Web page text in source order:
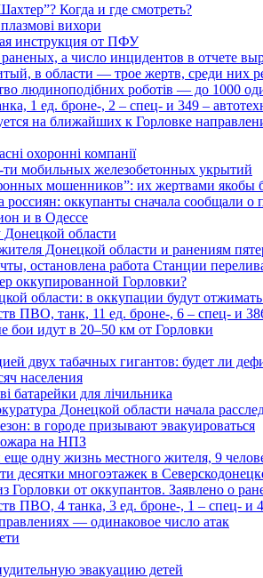
Когда и где смотреть?
вихори
инструкция от ПФУ
а число инцидентов в отчете
в области — трое жертв, среди них
людиноподібних роботів — до 1000
1 ед. броне-, 2 – спец- и 349 –
на ближайших к Горловке
охоронні компанії
ти мобильных железобетонных укрытий
мошенников”: их жертвами якобы
оккупанты сначала сообщали о
и в Одессе
области
Донецкой области и ранениям
остановлена работа Станции
оккупированной Горловки?
области: в оккупации будут
ПВО, танк, 11 ед. броне-, 6 – спец- и
бои идут в 20–50 км от Горловки
двух табачных гигантов: будет ли
населения
батарейки для лічильника
Донецкой области начала
в городе призывают эвакуироваться
на НПЗ
одну жизнь местного жителя, 9
десятки многоэтажек в
Горловки от оккупантов. Заявлено о
ПВО, 4 танка, 3 ед. броне-, 1 – спец-
— одинаковое число атак
эвакуацию детей